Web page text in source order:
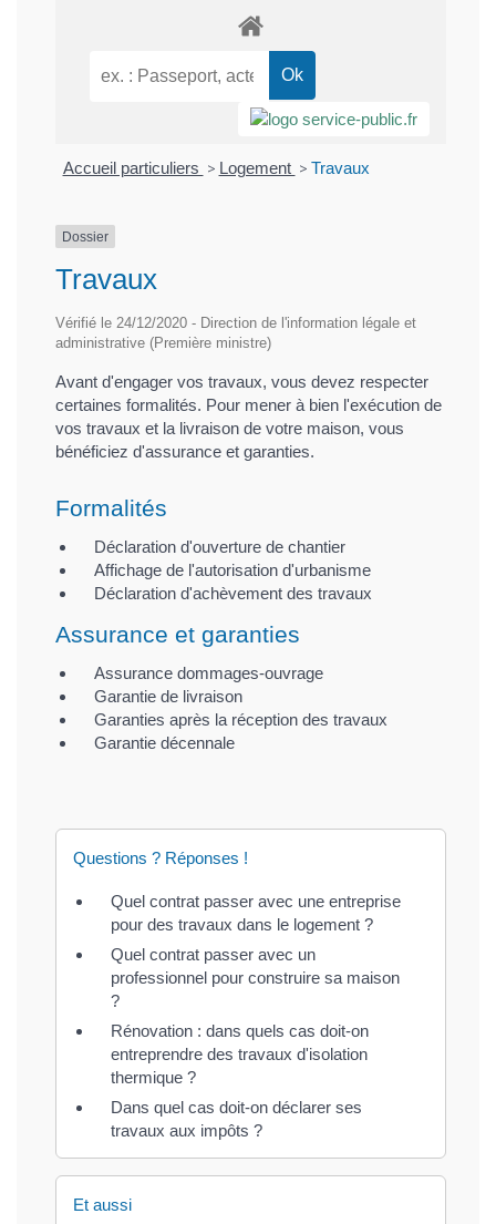
Accueil particuliers > Logement > Travaux
Dossier
Travaux
Vérifié le 24/12/2020 - Direction de l'information légale et
administrative (Première ministre)
Avant d'engager vos travaux, vous devez respecter
certaines formalités. Pour mener à bien l'exécution de
vos travaux et la livraison de votre maison, vous
bénéficiez d'assurance et garanties.
Formalités
Déclaration d'ouverture de chantier
Affichage de l'autorisation d'urbanisme
Déclaration d'achèvement des travaux
Assurance et garanties
Assurance dommages-ouvrage
Garantie de livraison
Garanties après la réception des travaux
Garantie décennale
Questions ? Réponses !
Quel contrat passer avec une entreprise
pour des travaux dans le logement ?
Quel contrat passer avec un
professionnel pour construire sa maison
?
Rénovation : dans quels cas doit-on
entreprendre des travaux d'isolation
thermique ?
Dans quel cas doit-on déclarer ses
travaux aux impôts ?
Et aussi